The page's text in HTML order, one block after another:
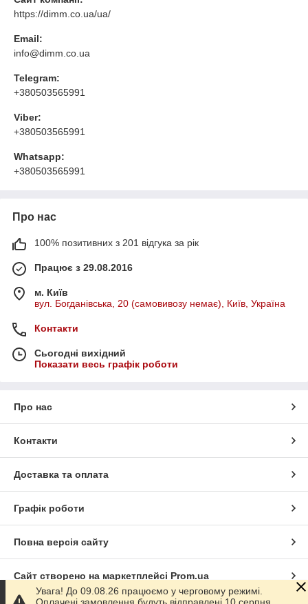
https://dimm.co.ua/ua/
Email:
info@dimm.co.ua
Telegram:
+380503565991
Viber:
+380503565991
Whatsapp:
+380503565991
Про нас
100% позитивних з 201 відгука за рік
Працює з 29.08.2016
м. Київ
вул. Богданівська, 20 (самовивозу немає), Київ, Україна
Контакти
Сьогодні вихідний
Показати весь графік роботи
Про нас
Контакти
Доставка та оплата
Графік роботи
Повна версія сайту
Сайт створено на маркетплейсі Prom.ua
Увага! До 09.08.26 працюємо у черговому режимі.